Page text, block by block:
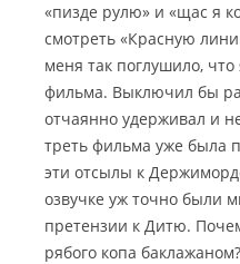
й
к
м
е
н
ь
Л
у
ч
ш
«пизде рулю» и «щас я
смотреть «Красную
меня так поглушило,
фильма. Выключил бы
отчаянно удерживал и
треть фильма уже была
эти отсылы к
озвучке уж точно были
претензии к Дитю.
рябого копа